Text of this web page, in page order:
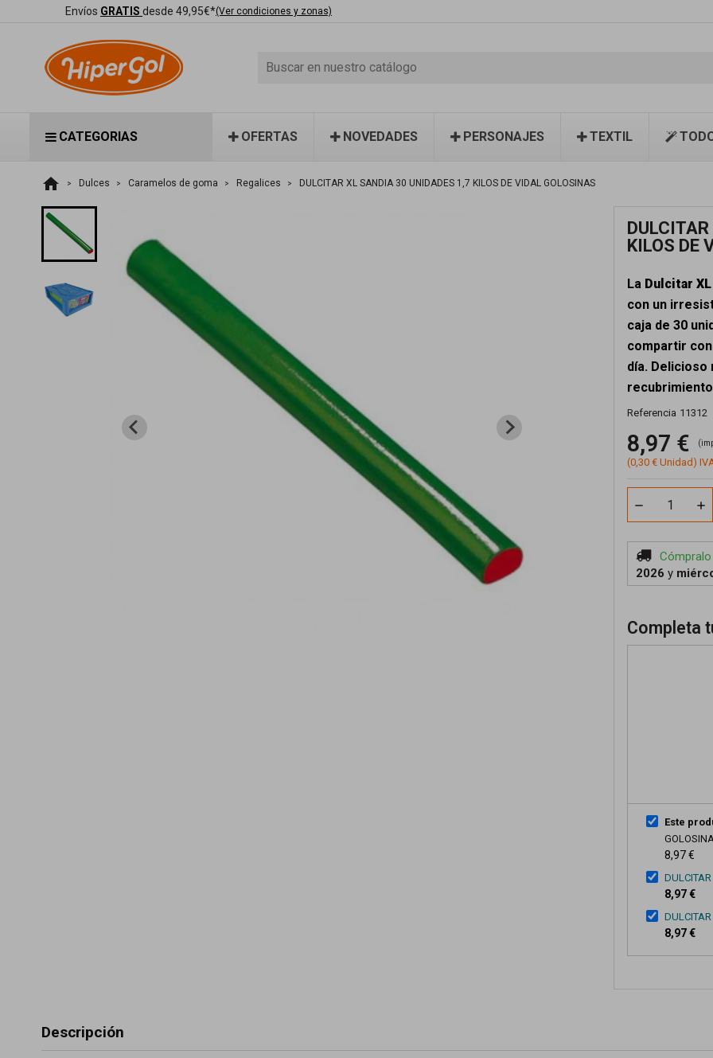
Envíos GRATIS desde 49,95€*(Ver condiciones y zonas)
CATEGORIAS OFERTAS NOVEDADES PERSONAJES TEXTIL
home Dulces Caramelos de goma Regalices DULCITAR XL SANDIA 30 UNIDADES 1,7 KILOS DE VIDAL GOLOSINAS
KILOS DE
La Dulcitar
con un
caja de 30
compartir
día. Delicioso
recubrimiento
Referencia 11312
8,97 €
(0,30 € Unidad)
2026 y
Completa
Este
8,97 €
8,97 €
8,97 €
Descripción